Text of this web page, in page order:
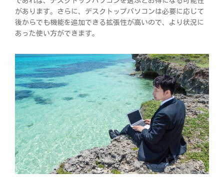
があります。さらに、デスクトップパソコンは必要に応じて
後からでも機能を追加できる拡張性が高いので、より状況に
あった使い方ができます。